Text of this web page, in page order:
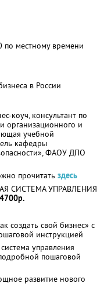
по местному времени
в России
коуч, консультант по
организационного и
учебной
кафедры
ФАОУ ДПО
прочитать здесь
СИСТЕМА УПРАВЛЕНИЯ
создать свой бизнес» с
инструкцией
управления
пошаговой
развитие нового